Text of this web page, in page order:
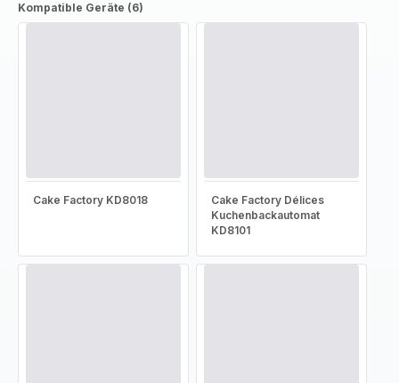
Kompatible Geräte (6)
Cake Factory KD8018
Cake Factory Délices
Kuchenbackautomat
KD8101